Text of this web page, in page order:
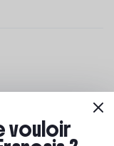
des alumnis
vouloir